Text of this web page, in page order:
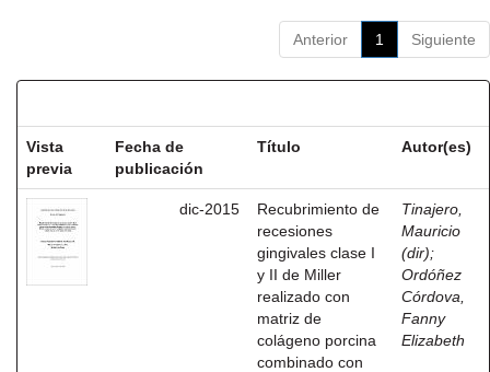
Anterior 1 Siguiente
Vista
previa
Fecha de
publicación
Título Autor(es)
dic-2015
Recubrimiento de
recesiones
gingivales clase I
y II de Miller
realizado con
matriz de
colágeno porcina
combinado con
Tinajero,
Mauricio
(dir);
Ordóñez
Córdova,
Fanny
Elizabeth